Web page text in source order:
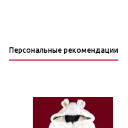
Персональные рекомендации